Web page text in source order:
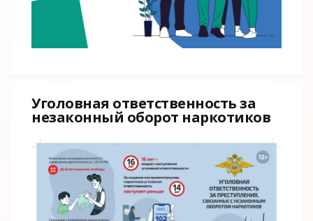
Уголовная ответственность за
незаконный оборот наркотиков